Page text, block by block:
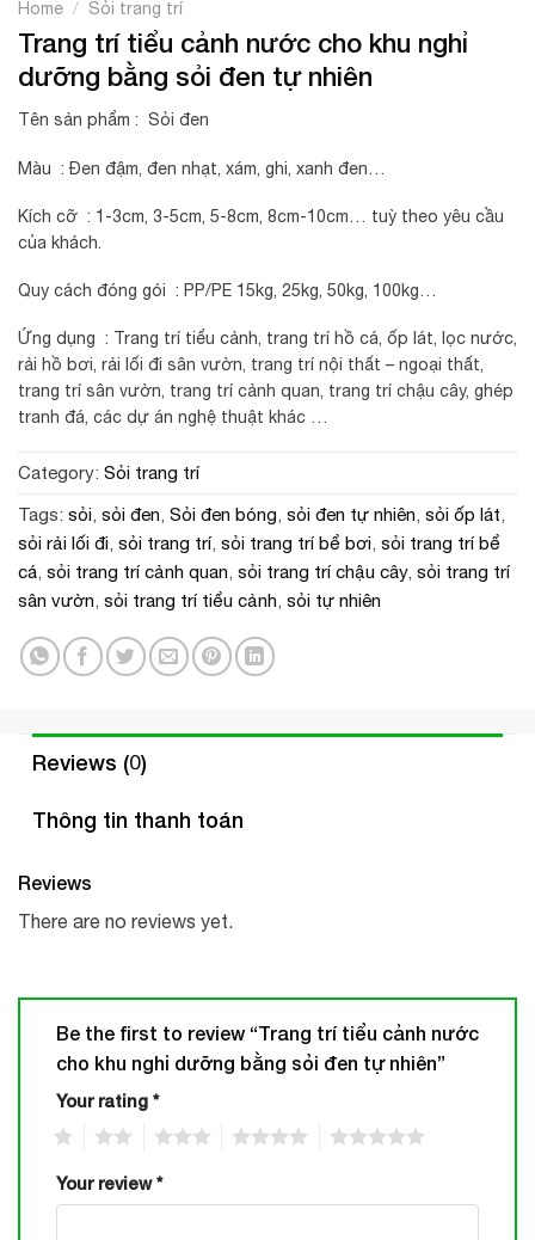
Home / Sỏi trang trí
Trang trí tiểu cảnh nước cho khu nghỉ
dưỡng bằng sỏi đen tự nhiên
Tên sản phẩm : Sỏi đen
Màu : Đen đậm, đen nhạt, xám, ghi, xanh đen…
Kích cỡ : 1-3cm, 3-5cm, 5-8cm, 8cm-10cm… tuỳ theo yêu cầu
của khách.
Quy cách đóng gói : PP/PE 15kg, 25kg, 50kg, 100kg…
Ứng dụng : Trang trí tiểu cảnh, trang trí hồ cá, ốp lát, lọc nước,
rải hồ bơi, rải lối đi sân vườn, trang trí nội thất – ngoại thất,
trang trí sân vườn, trang trí cảnh quan, trang trí chậu cây, ghép
tranh đá, các dự án nghệ thuật khác …
Category: Sỏi trang trí
Tags: sỏi, sỏi đen, Sỏi đen bóng, sỏi đen tự nhiên, sỏi ốp lát,
sỏi rải lối đi, sỏi trang trí, sỏi trang trí bể bơi, sỏi trang trí bể
cá, sỏi trang trí cảnh quan, sỏi trang trí chậu cây, sỏi trang trí
sân vườn, sỏi trang trí tiểu cảnh, sỏi tự nhiên
Reviews (0)
Thông tin thanh toán
Reviews
There are no reviews yet.
Be the first to review “Trang trí tiểu cảnh nước
cho khu nghỉ dưỡng bằng sỏi đen tự nhiên”
Your rating *
Your review*